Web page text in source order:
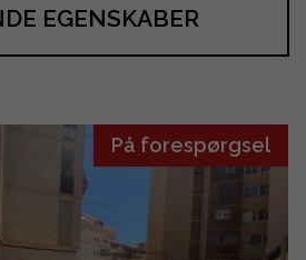
EGENSKABER
På forespørgsel